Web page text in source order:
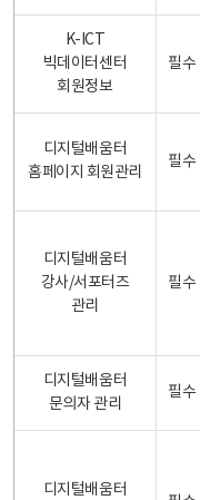
K-ICT
빅데이터센터
회원정보
필수
디지털배움터
홈페이지 회원관리
필수
디지털배움터
강사/서포터즈
관리
필수
디지털배움터
문의자 관리
필수
디지털배움터